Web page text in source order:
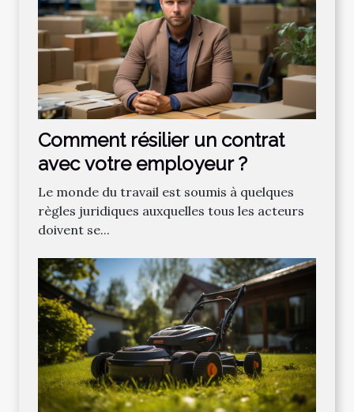
Comment résilier un contrat
avec votre employeur ?
Le monde du travail est soumis à quelques
règles juridiques auxquelles tous les acteurs
doivent se...